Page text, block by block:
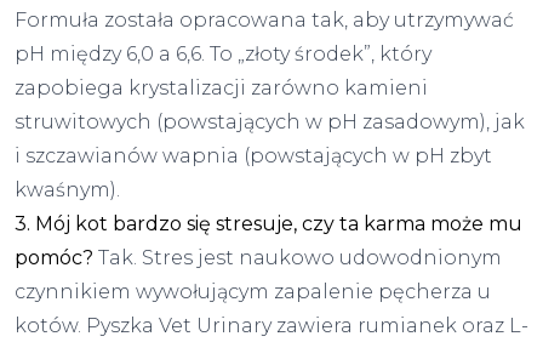
Formuła została opracowana tak, aby utrzymywać
pH między 6,0 a 6,6. To „złoty środek”, który
zapobiega krystalizacji zarówno kamieni
struwitowych (powstających w pH zasadowym), jak
i szczawianów wapnia (powstających w pH zbyt
kwaśnym).
3. Mój kot bardzo się stresuje, czy ta karma może mu
pomóc? Tak. Stres jest naukowo udowodnionym
czynnikiem wywołującym zapalenie pęcherza u
kotów. Pyszka Vet Urinary zawiera rumianek oraz L-